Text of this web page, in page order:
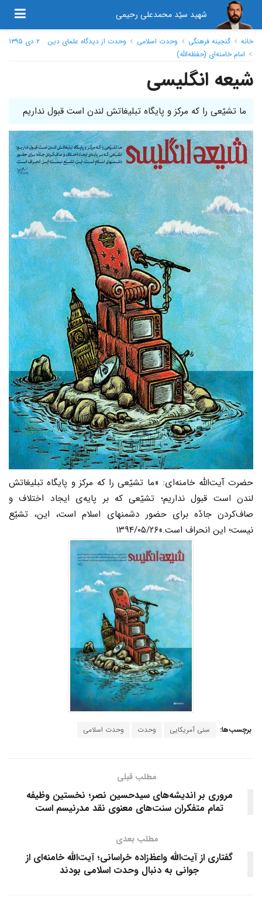
شهید سیّد محمدعلی رحیمی
۲ دی ۱۳۹۵ خانه گنجینه فرهنگی وحدت اسلامی
وحدت از دیدگاه علمای دین
امام خامنه‌ای (حفظه‌الله)
شیعه انگلیسی
ما تشیّعی را که مرکز و پایگاه تبلیغاتش لندن است قبول نداریم
حضرت آیت‌الله خامنه‌ای: «ما تشیّعی را که مرکز و پایگاه تبلیغاتش
لندن است قبول نداریم؛ تشیّعی که بر پایه‌ی ایجاد اختلاف و
صاف‌کردن جادّه برای حضور دشمنهای اسلام است، این، تشیّع
نیست؛ این انحراف است.»۱۳۹۴/۰۵/۲۶
برچسب‌ها: سنی آمریکایی وحدت وحدت اسلامی
مطلب قبلی
مروری بر اندیشه‌های سیدحسین نصر؛ نخستین وظیفه
تمام متفکران سنت‌های معنوی نقد مدرنیسم است
مطلب بعدی
گفتاری از آیت‌الله واعظ‌زاده خراسانی؛ آیت‌الله‌ خامنه‌ای از
جوانی به‌ دنبال وحدت‌ اسلامی بودند